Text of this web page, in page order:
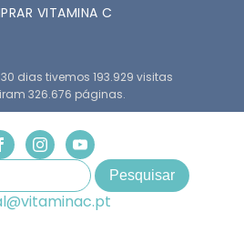
VITAMINA C
dias tivemos 193.929 visitas
326.676 páginas.